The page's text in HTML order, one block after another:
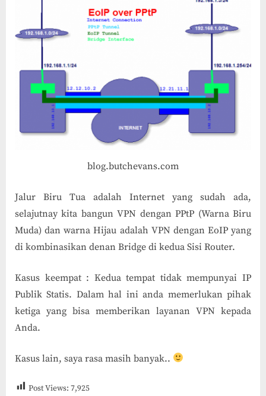
blog.butchevans.com
Jalur Biru Tua adalah Internet yang sudah ada,
selajutnay kita bangun VPN dengan PPtP (Warna Biru
Muda) dan warna Hijau adalah VPN dengan EoIP yang
di kombinasikan denan Bridge di kedua Sisi Router.
Kasus keempat : Kedua tempat tidak mempunyai IP
Publik Statis. Dalam hal ini anda memerlukan pihak
ketiga yang bisa memberikan layanan VPN kepada
Anda.
Kasus lain, saya rasa masih banyak..
Post Views: 7,925